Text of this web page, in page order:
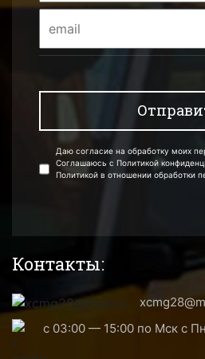
Даю согласие на обработку моих
Соглашаюсь с Политикой
Политикой в отношении обработки
Контакты:
с 03:00 — 15:00 по Мск с